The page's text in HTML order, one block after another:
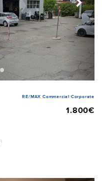
RE/MAX Commercial Corporate
1.800€